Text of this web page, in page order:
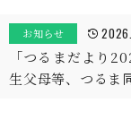
お知らせ
「つるまだより
生父母等、つるま